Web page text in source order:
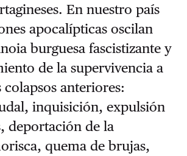
En nuestro país
apocalípticas oscilan
burguesa fascistizante y
de la supervivencia a
anteriores:
inquisición, expulsión
deportación de la
quema de brujas,